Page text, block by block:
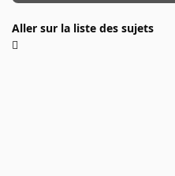
Aller sur la liste des sujets